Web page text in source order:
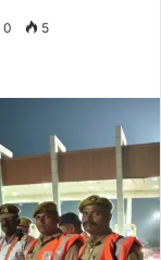
0 5